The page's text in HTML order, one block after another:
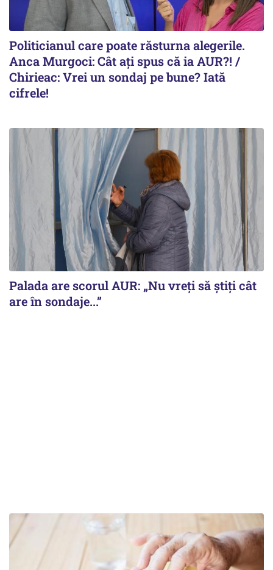
Politicianul care poate răsturna alegerile.
Anca Murgoci: Cât ați spus că ia AUR?! /
Chirieac: Vrei un sondaj pe bune? Iată
cifrele!
Palada are scorul AUR: „Nu vreți să știți cât
are în sondaje...”